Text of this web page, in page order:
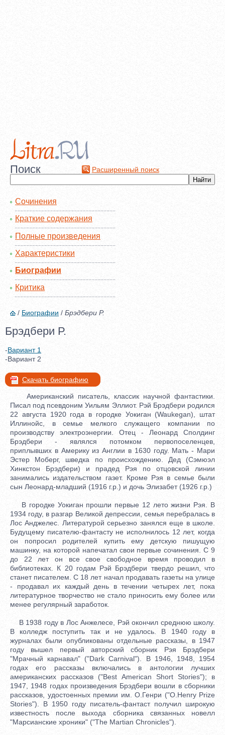
Поиск Расширенный поиск
Сочинения
Краткие содержания
Полные произведения
Характеристики
Биографии
Критика
/ Биографии / Брэдбери Р.
Брэдбери Р.
-Вариант 1
-Вариант 2
Скачать биографию
Американский писатель, классик научной фантастики.
Писал под псевдоним Уильям Эллиот. Рэй Брэдбери родился
22 августа 1920 года в городке Уокиган (Waukegan), штат
Иллинойс, в семье мелкого служащего компании по
производству электроэнергии. Отец - Леонард Сполдинг
Брэдбери - являлся потомком первопоселенцев,
приплывших в Америку из Англии в 1630 году. Мать - Мари
Эстер Моберг, шведка по происхождению. Дед (Сэмюэл
Хинкстон Брэдбери) и прадед Рэя по отцовской линии
занимались издательством газет. Кроме Рэя в семье были
сын Леонард-младший (1916 г.р.) и дочь Элизабет (1926 г.р.)
В городке Уокиган прошли первые 12 лето жизни Рэя. В
1934 году, в разгар Великой депрессии, семья перебралась в
Лос Анджелес. Литературой серьезно занялся еще в школе.
Будущему писателю-фантасту не исполнилось 12 лет, когда
он попросил родителей купить ему детскую пишущую
машинку, на которой напечатал свои первые сочинения. С 9
до 22 лет он все свое свободное время проводил в
библиотеках. К 20 годам Рэй Брэдбери твердо решил, что
станет писателем. С 18 лет начал продавать газеты на улице
- продавал их каждый день в течении четырех лет, пока
литературное творчество не стало приносить ему более или
менее регулярный заработок.
В 1938 году в Лос Анжелесе, Рэй окончил среднюю школу.
В колледж поступить так и не удалось. В 1940 году в
журналах были опубликованы отдельные рассказы, в 1947
году вышел первый авторский сборник Рэя Брэдбери
"Мрачный карнавал" ("Dark Carnival"). В 1946, 1948, 1954
годах его рассказы включались в антологии лучших
американских рассказов ("Best American Short Stories"); в
1947, 1948 годах произведения Брэдбери вошли в сборники
рассказов, удостоенных премии им. О.Генри ("O.Henry Prize
Stories"). В 1950 году писатель-фантаст получил широкую
известность после выхода сборника связанных новелл
"Марсианские хроники" ("The Martian Chronicles").